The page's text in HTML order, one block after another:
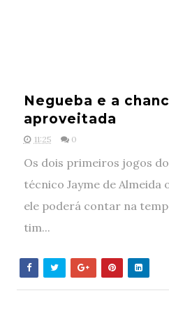
Negueba e a
aproveitada
11:25 0
Os dois primeiros jogos
técnico Jayme de Almeida
ele poderá contar na
tim...